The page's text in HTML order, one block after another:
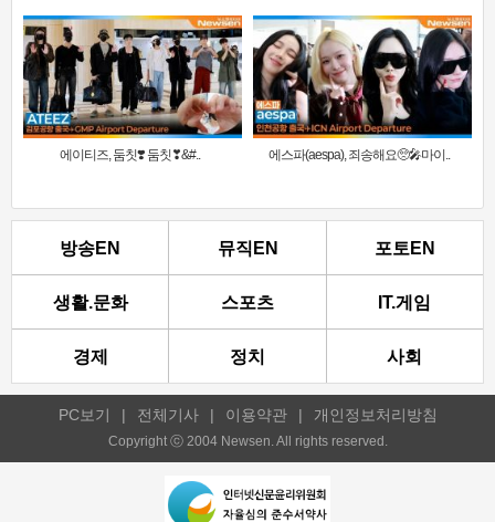
에이티즈, 둠칫❣️ 둠칫❣&#.. 에스파(aespa), 죄송해요🥺🎤마이..
방송EN 뮤직EN 포토EN
생활.문화 스포츠 IT.게임
경제 정치 사회
PC보기 | 전체기사 | 이용약관 | 개인정보처리방침
Copyright ⓒ 2004 Newsen. All rights reserved.